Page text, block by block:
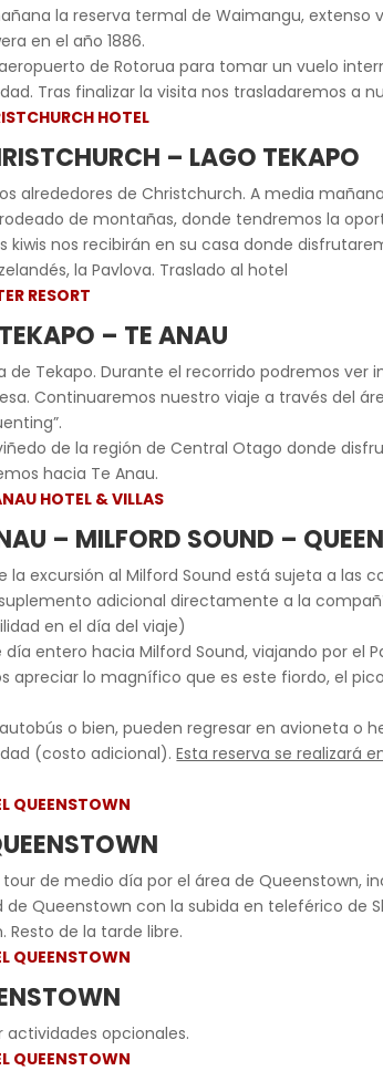
la reserva termal de Waimangu,
en el año 1886.
de Rotorua para tomar un vuelo
Tras finalizar la visita nos trasladaremos a
HOTEL
– LAGO TEKAPO
alrededores de Christchurch. A media
de montañas, donde tendremos la
kiwis nos recibirán en su casa donde
la Pavlova. Traslado al hotel
RESORT
– TE ANAU
de Tekapo. Durante el recorrido podremos
Continuaremos nuestro viaje a través del
de la región de Central Otago donde
hacia Te Anau.
HOTEL & VILLAS
– MILFORD SOUND –
excursión al Milford Sound está sujeta a las
adicional directamente a la
en el día del viaje)
entero hacia Milford Sound, viajando por el
apreciar lo magnífico que es este fiordo, el
o bien, pueden regresar en avioneta o
(costo adicional).Esta reserva se realizará
QUEENSTOWN
de medio día por el área de Queenstown,
Queenstown con la subida en teleférico de
Resto de la tarde libre.
QUEENSTOWN
actividades opcionales.
QUEENSTOWN